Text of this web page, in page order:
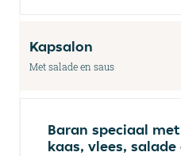
Kapsalon
Met salade en saus
Baran speciaal
kaas, vlees, salade